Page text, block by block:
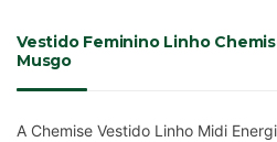
Vestido Feminino Linho
Musgo
A Chemise Vestido Linho Midi